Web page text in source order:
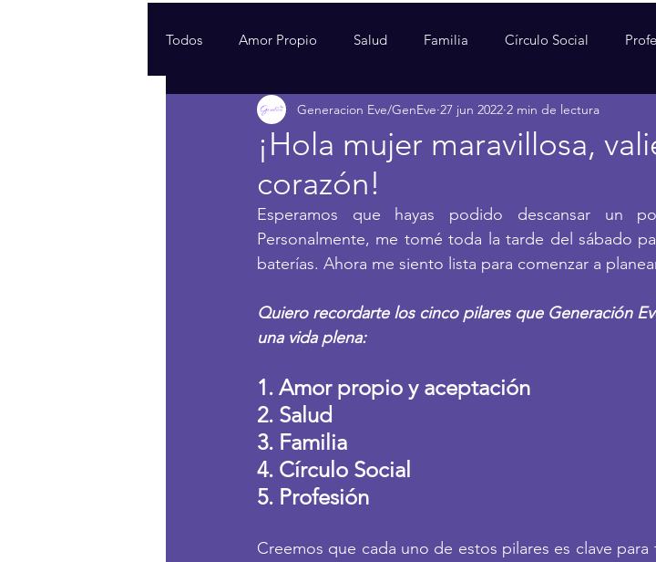
Todos Amor Propio Salud Familia Círculo Social
¡Hola mujer maravillosa,
corazón!
Generacion Eve/GenEve 27 jun 2022 2 min de lectura
Esperamos que hayas podido descansar un
Personalmente, me tomé toda la tarde del sábado
baterías. Ahora me siento lista para comenzar a
Quiero recordarte los cinco pilares que Generación
una vida plena:
1. Amor propio y aceptación
2. Salud
3. Familia
4. Círculo Social
5. Profesión
Creemos que cada uno de estos pilares es clave